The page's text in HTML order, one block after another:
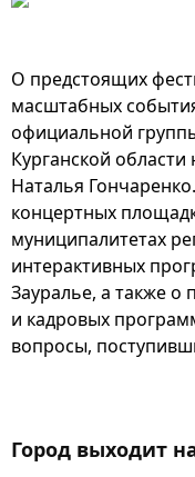
О предстоящих
масштабных
официальной
Курганской
Наталья
концертных
муниципалитетах
интерактивных
Зауралье, а также о
и кадровых
вопросы,
Город выходит